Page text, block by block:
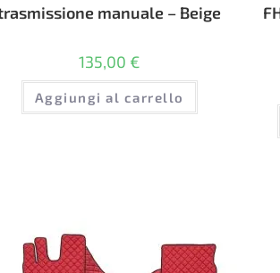
manuale – Beige
135,00 €
Aggiungi al carrello